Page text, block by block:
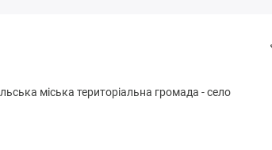
міська територіальна громада -село